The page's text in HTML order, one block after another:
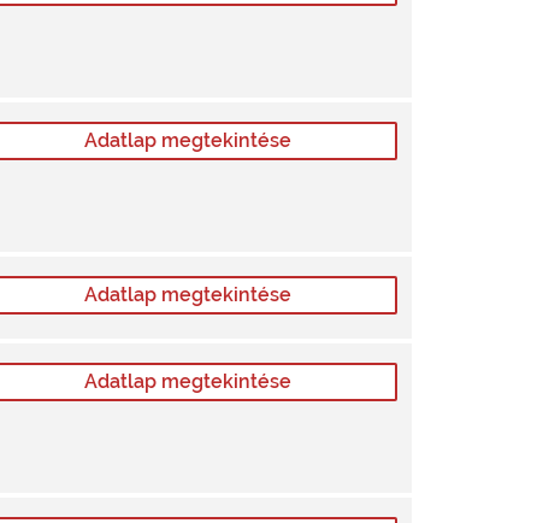
Adatlap megtekintése
Adatlap megtekintése
Adatlap megtekintése